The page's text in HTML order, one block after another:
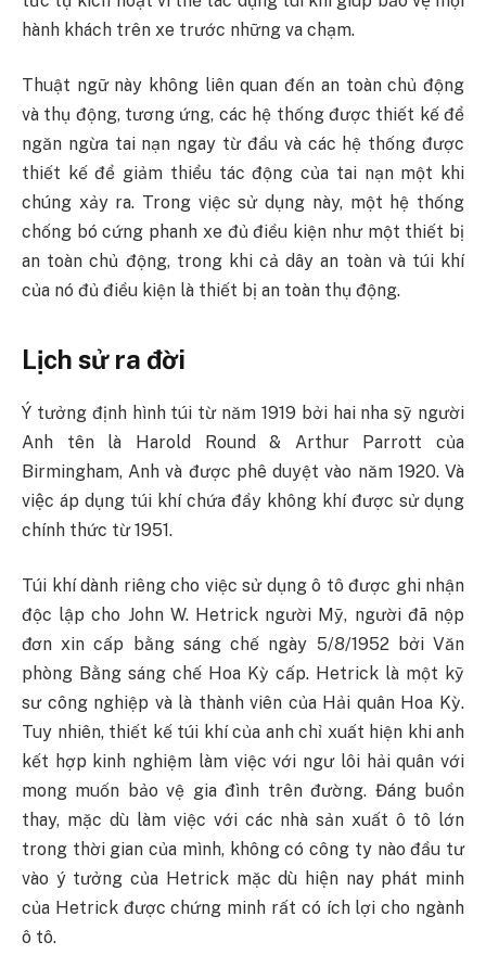
hành khách trên xe trước những va chạm.
Thuật ngữ này không liên quan đến an toàn chủ động
và thụ động, tương ứng, các hệ thống được thiết kế để
ngăn ngừa tai nạn ngay từ đầu và các hệ thống được
thiết kế để giảm thiểu tác động của tai nạn một khi
chúng xảy ra. Trong việc sử dụng này, một hệ thống
chống bó cứng phanh xe đủ điều kiện như một thiết bị
an toàn chủ động, trong khi cả dây an toàn và túi khí
của nó đủ điều kiện là thiết bị an toàn thụ động.
Lịch sử ra đời
Ý tưởng định hình túi từ năm 1919 bởi hai nha sỹ người
Anh tên là Harold Round & Arthur Parrott của
Birmingham, Anh và được phê duyệt vào năm 1920. Và
việc áp dụng túi khí chứa đầy không khí được sử dụng
chính thức từ 1951.
Túi khí dành riêng cho việc sử dụng ô tô được ghi nhận
độc lập cho John W. Hetrick người Mỹ, người đã nộp
đơn xin cấp bằng sáng chế ngày 5/8/1952 bởi Văn
phòng Bằng sáng chế Hoa Kỳ cấp. Hetrick là một kỹ
sư công nghiệp và là thành viên của Hải quân Hoa Kỳ.
Tuy nhiên, thiết kế túi khí của anh chỉ xuất hiện khi anh
kết hợp kinh nghiệm làm việc với ngư lôi hải quân với
mong muốn bảo vệ gia đình trên đường. Đáng buồn
thay, mặc dù làm việc với các nhà sản xuất ô tô lớn
trong thời gian của mình, không có công ty nào đầu tư
vào ý tưởng của Hetrick mặc dù hiện nay phát minh
của Hetrick được chứng minh rất có ích lợi cho ngành
ô tô.